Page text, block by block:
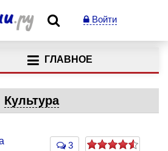
Войти
ГЛАВНОЕ
Культура
3